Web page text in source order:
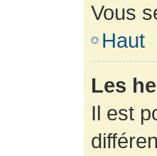
Vous
Haut
Les
Il est